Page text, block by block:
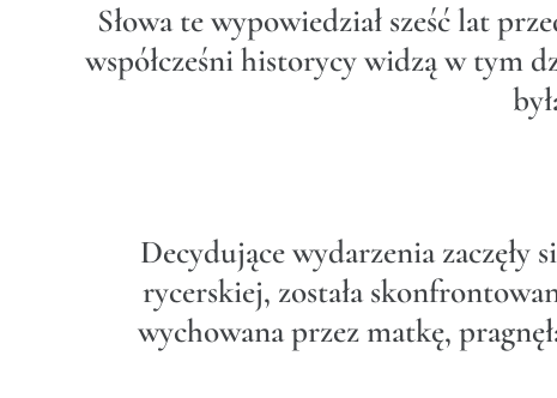
Słowa te wypowiedział sześć lat
współcześni historycy widzą w tym
Decydujące wydarzenia
rycerskiej, została
wychowana przez matkę,